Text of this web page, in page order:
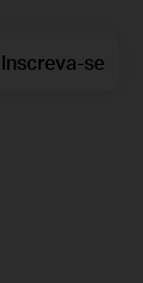
Inscreva-se